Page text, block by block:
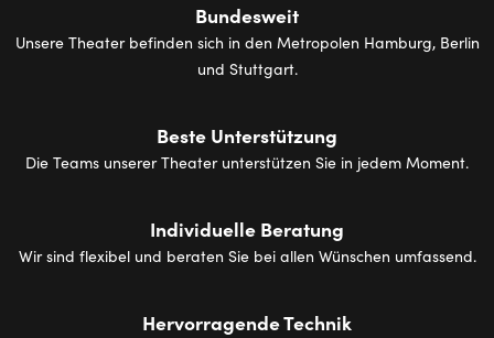
Bundesweit
Unsere Theater befinden sich in den Metropolen Hamburg, Berlin
und Stuttgart.
Beste Unterstützung
Die Teams unserer Theater unterstützen Sie in jedem Moment.
Individuelle Beratung
Wir sind flexibel und beraten Sie bei allen Wünschen umfassend.
Hervorragende Technik